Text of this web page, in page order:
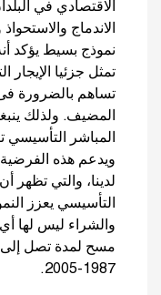
الاقتصادي في
الاندماج
نموذج بسيط يؤكد
تمثل جزئيا الإيجار
تساهم بالضرورة
المضيف. ولذلك
المباشر التأسيسي
ويدعم هذه الفرضية
لدينا، والتي تظهر
التأسيسي يعزز
والشراء ليس لها
1987-2005.